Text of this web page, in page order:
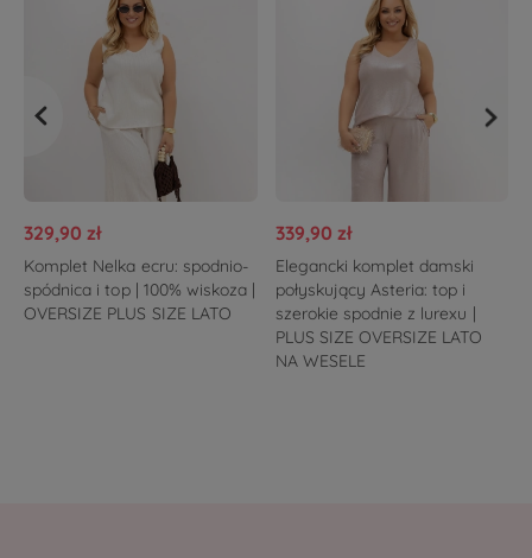
329,90 zł
Komplet Nelka ecru: spodnio-
spódnica i top | 100% wiskoza |
OVERSIZE PLUS SIZE LATO
339,90 zł
Elegancki komplet damski
połyskujący Asteria: top i
szerokie spodnie z lurexu |
PLUS SIZE OVERSIZE LATO
NA WESELE